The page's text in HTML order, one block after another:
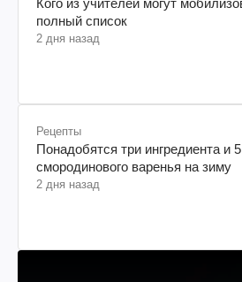
полный список
2 дня назад
Рецепты
Понадобятся три ингредиента и
смородинового варенья на зиму
2 дня назад